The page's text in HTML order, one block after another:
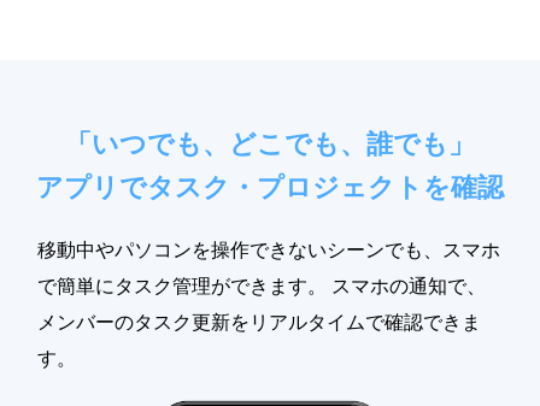
「いつでも、どこでも、誰でも」
アプリでタスク・プロジェクトを確認
移動中やパソコンを操作できないシーンでも、スマホ
で簡単にタスク管理ができます。 スマホの通知で、
メンバーのタスク更新をリアルタイムで確認できま
す。